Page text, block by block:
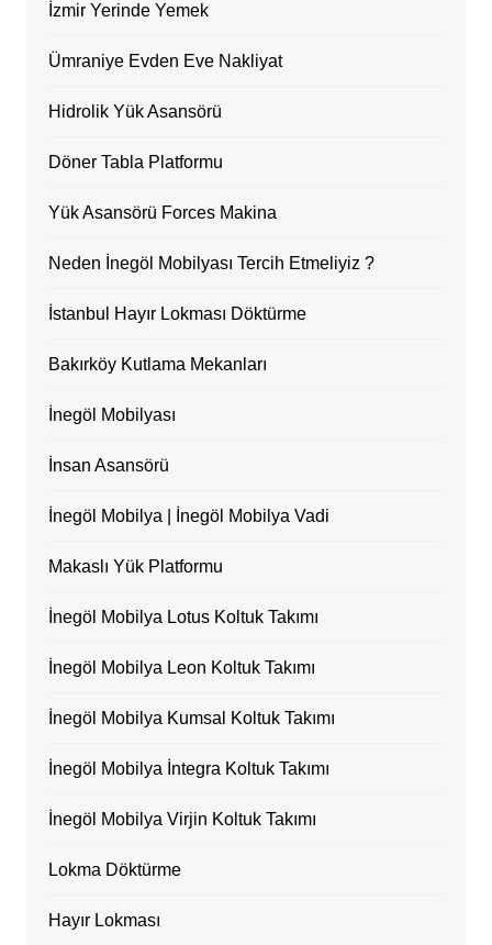
İzmir Yerinde Yemek
Ümraniye Evden Eve Nakliyat
Hidrolik Yük Asansörü
Döner Tabla Platformu
Yük Asansörü Forces Makina
Neden İnegöl Mobilyası Tercih Etmeliyiz ?
İstanbul Hayır Lokması Döktürme
Bakırköy Kutlama Mekanları
İnegöl Mobilyası
İnsan Asansörü
İnegöl Mobilya | İnegöl Mobilya Vadi
Makaslı Yük Platformu
İnegöl Mobilya Lotus Koltuk Takımı
İnegöl Mobilya Leon Koltuk Takımı
İnegöl Mobilya Kumsal Koltuk Takımı
İnegöl Mobilya İntegra Koltuk Takımı
İnegöl Mobilya Virjin Koltuk Takımı
Lokma Döktürme
Hayır Lokması